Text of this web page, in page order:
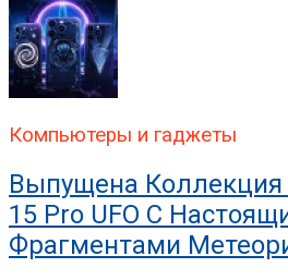
Компьютеры и гаджеты
Выпущена Коллекция
15 Pro UFO С
Фрагментами